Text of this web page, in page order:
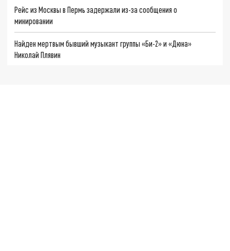
Рейс из Москвы в Пермь задержали из-за сообщения о
минировании
Найден мертвым бывший музыкант группы «Би-2» и «Дюна»
Николай Плявин